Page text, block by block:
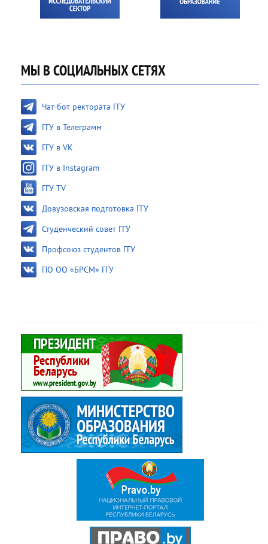
МЫ В СОЦИАЛЬНЫХ СЕТЯХ
Чат-бот ректората ГГУ
ГГУ в Телеграмм
ГГУ в VK
ГГУ в Instagram
ГГУ TV
Довузовская подготовка ГГУ
Студенческий совет ГГУ
Профсоюз студентов ГГУ
ПО ОО «БРСМ» ГГУ